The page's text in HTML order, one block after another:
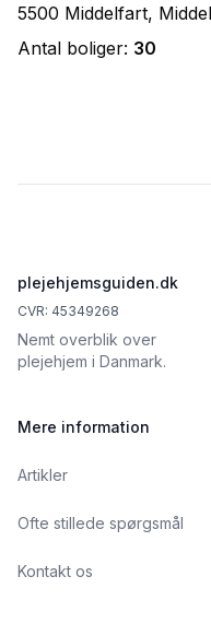
5500 Middelfart,
Antal boliger: 30
plejehjemsguiden.dk
CVR: 45349268
Nemt overblik over
plejehjem i Danmark.
Mere information
Artikler
Ofte stillede spørgsmål
Kontakt os